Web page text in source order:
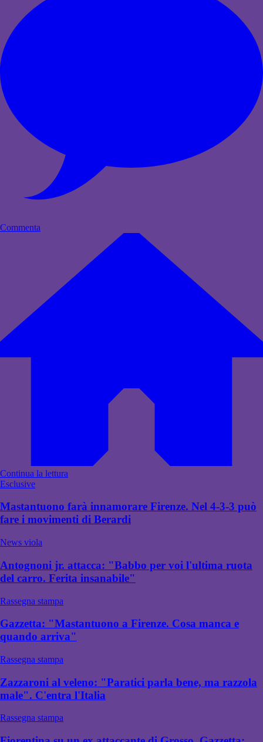
Commenta
Continua la lettura
Esclusive
Mastantuono farà innamorare Firenze. Nel 4-3-3 può
fare i movimenti di Berardi
News viola
Antognoni jr. attacca: "Babbo per voi l'ultima ruota
del carro. Ferita insanabile"
Rassegna stampa
Gazzetta: "Mastantuono a Firenze. Cosa manca e
quando arriva"
Rassegna stampa
Zazzaroni al veleno: "Paratici parla bene, ma razzola
male". C'entra l'Italia
Rassegna stampa